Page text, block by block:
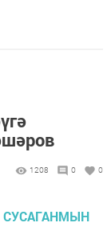
1208 0 0